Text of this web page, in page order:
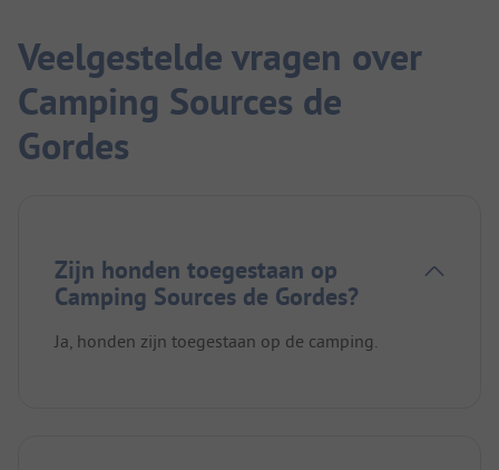
Veelgestelde vragen over
Camping Sources de
Gordes
Zijn honden toegestaan op
Camping Sources de Gordes?
Ja, honden zijn toegestaan op de camping.